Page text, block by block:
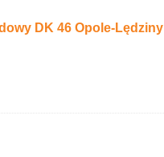
DK 46 Opole-Lędziny